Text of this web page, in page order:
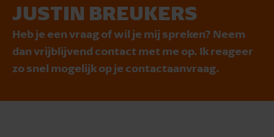
JUSTIN BREUKERS
Heb je een vraag of wil je mij spreken? Neem
dan vrijblijvend contact met me op. Ik reageer
zo snel mogelijk op je contactaanvraag.